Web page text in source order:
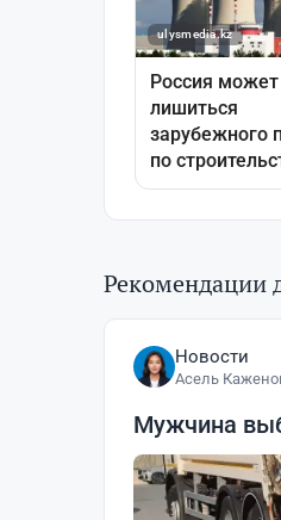
Рекомендации
Новости
Асель
Мужчина